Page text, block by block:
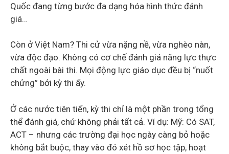
Quốc đang từng bước đa dạng hóa hình thức đánh
giá…
Còn ở Việt Nam? Thi cử vừa nặng nề, vừa nghèo nàn,
vừa độc đạo. Không có cơ chế đánh giá năng lực thực
chất ngoài bài thi. Mọi động lực giáo dục đều bị “nuốt
chửng” bởi kỳ thi ấy.
Ở các nước tiên tiến, kỳ thi chỉ là một phần trong tổng
thể đánh giá, chứ không phải tất cả. Ví dụ: Mỹ: Có SAT,
ACT – nhưng các trường đại học ngày càng bỏ hoặc
không bắt buộc, thay vào đó xét hồ sơ học tập, hoạt